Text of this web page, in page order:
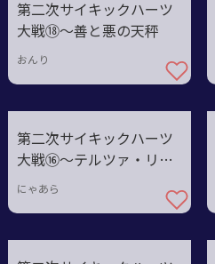
第二次サイキックハーツ
大戦⑱〜善と悪の天秤
おんり
第二次サイキックハーツ
大戦⑯〜テルツァ・リー
マ
にゃあら